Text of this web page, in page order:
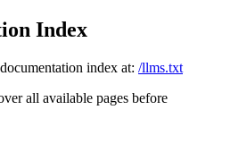
Index
index at: /llms.txt
all available pages before